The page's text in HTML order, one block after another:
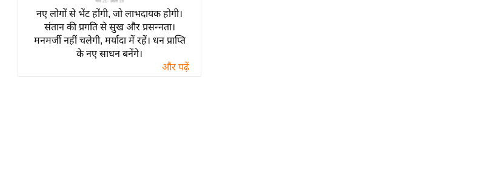
ब्यूटी/फैशन
घरेलू नुस्खे
पर्यटन स्थल
फिटनेस मंत्रा
नए लोगों से भेंट होंगी, जो लाभदायक होगी।
संतान की प्रगति से सुख और प्रसन्नता।
मनमर्जी नहीं चलेगी, मर्यादा में रहें। धन प्राप्ति
के नए साधन बनेंगे।
और पढ़ें